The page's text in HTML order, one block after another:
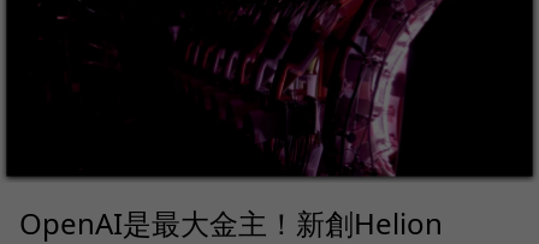
OpenAI是最大金主！新創Helion